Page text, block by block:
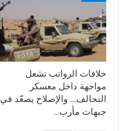
خلافات الرواتب تشعل
مواجهة داخل معسكر
التحالف… والإصلاح يصعّد في
جبهات مأرب…